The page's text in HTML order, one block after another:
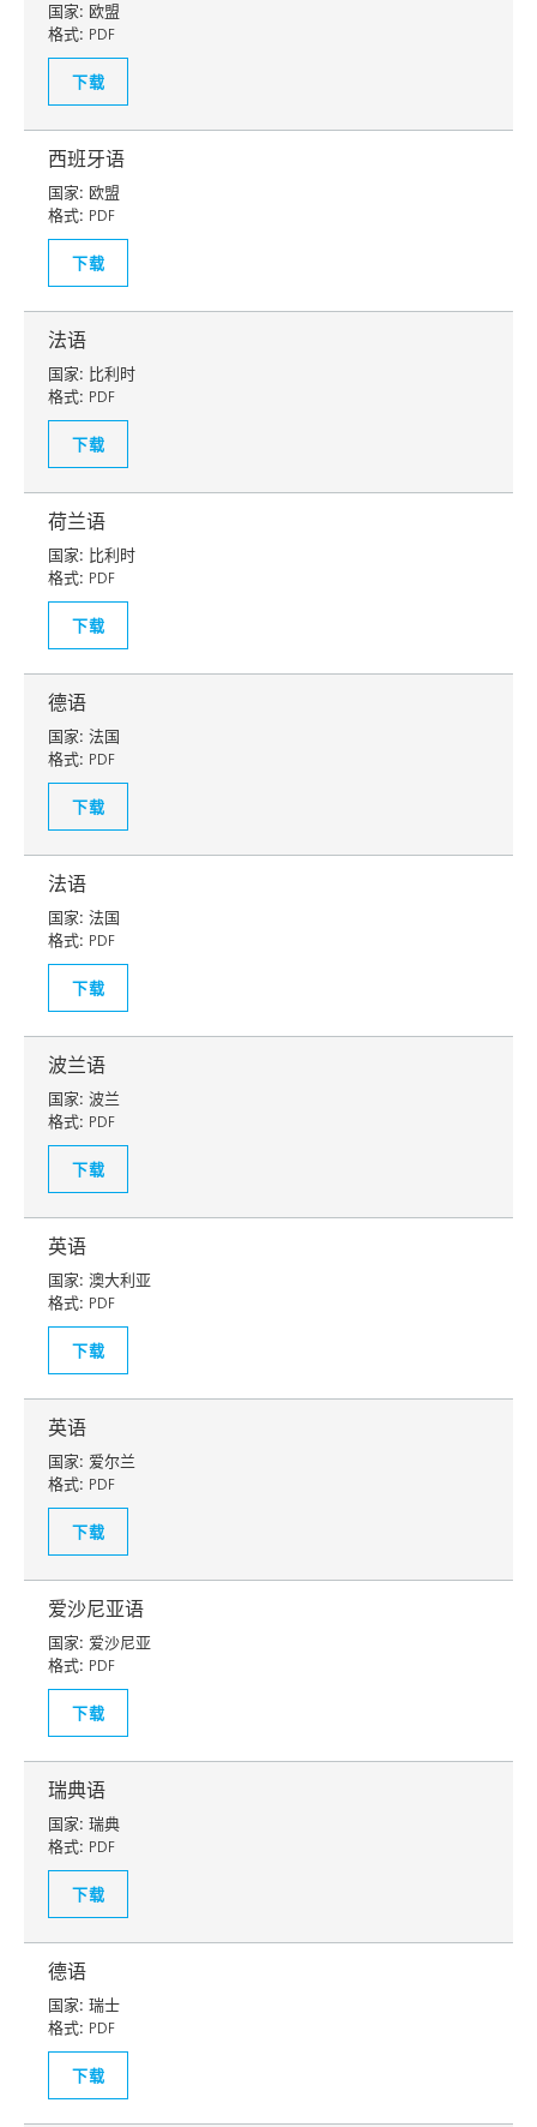
国家: 欧盟
格式: PDF
下载
西班牙语
国家: 欧盟
格式: PDF
下载
法语
国家: 比利时
格式: PDF
下载
荷兰语
国家: 比利时
格式: PDF
下载
德语
国家: 法国
格式: PDF
下载
法语
国家: 法国
格式: PDF
下载
波兰语
国家: 波兰
格式: PDF
下载
英语
国家: 澳大利亚
格式: PDF
下载
英语
国家: 爱尔兰
格式: PDF
下载
爱沙尼亚语
国家: 爱沙尼亚
格式: PDF
下载
瑞典语
国家: 瑞典
格式: PDF
下载
德语
国家: 瑞士
格式: PDF
下载